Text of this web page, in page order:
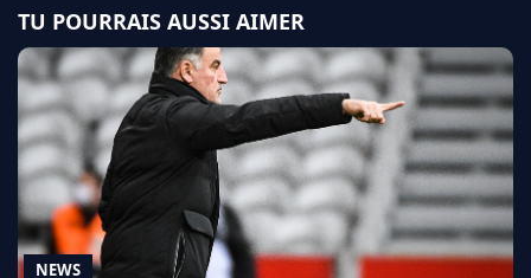
TU POURRAIS AUSSI AIMER
NEWS